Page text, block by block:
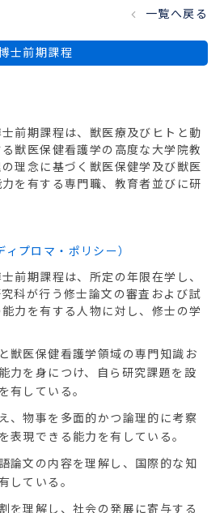
一覧へ戻る
士前期課程
前期課程は、獣医療及びヒトと動
獣医保健看護学の高度な大学院教
理念に基づく獣医保健学及び獣医
を有する専門職、教育者並びに研
プロマ・ポリシー）
前期課程は、所定の年限在学し、
科が行う修士論文の審査および試
力を有する人物に対し、修士の学
獣医保健看護学領域の専門知識お
力を身につけ、自ら研究課題を設
有している。
、物事を多面的かつ論理的に考察
表現できる能力を有している。
論文の内容を理解し、国際的な知
している。
を理解し、社会の発展に寄与する